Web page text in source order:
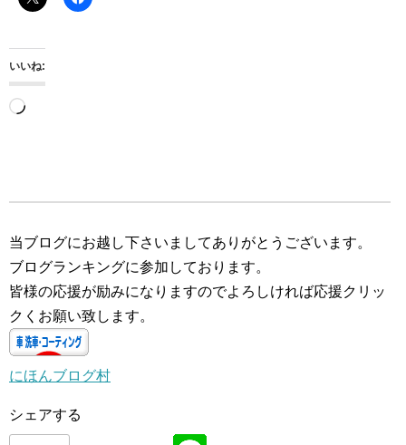
いいね:
読
中…
当ブログにお越し下さいましてありがとうございます。
ブログランキングに参加しております。
皆様の応援が励みになりますのでよろしければ応援クリッ
クくお願い致します。
にほんブログ村
シェアする